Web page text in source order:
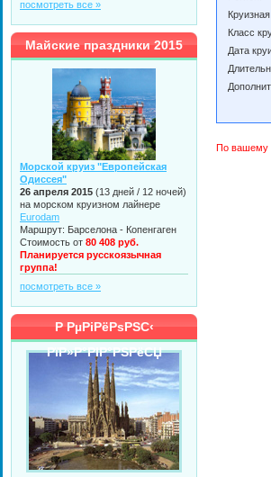
Класс
Дата
По вашему
посмотреть все »
Майские праздники 2015
Морской круиз "Европейская
Одиссея"
26 апреля 2015 (13 дней / 12 ночей)
на морском круизном лайнере
Eurodam
Маршрут: Барселона - Копенгаген
Стоимость от 80 408 руб.
Планируется русскоязычная
группа!
посмотреть все »
Р РµРіРёРѕРЅС‹
РїР»Р°РІР°РЅРёСЏ